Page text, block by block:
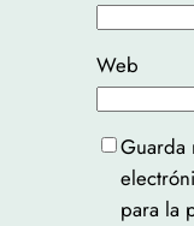
Web
Guarda
para la